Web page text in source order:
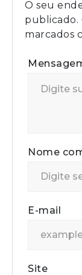
O seu
publicado.
marcados
Nome
E-mail
Site